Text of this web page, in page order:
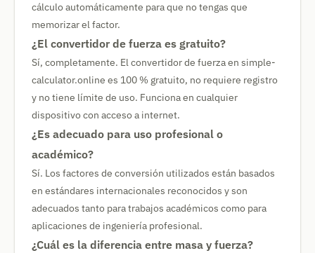
cálculo automáticamente para que no tengas que
memorizar el factor.
¿El convertidor de fuerza es gratuito?
Sí, completamente. El convertidor de fuerza en simple-
calculator.online es 100 % gratuito, no requiere registro
y no tiene límite de uso. Funciona en cualquier
dispositivo con acceso a internet.
¿Es adecuado para uso profesional o
académico?
Sí. Los factores de conversión utilizados están basados
en estándares internacionales reconocidos y son
adecuados tanto para trabajos académicos como para
aplicaciones de ingeniería profesional.
¿Cuál es la diferencia entre masa y fuerza?